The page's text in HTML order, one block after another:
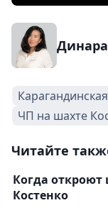
ЧП на шахте
Читайте
Когда
Костенко